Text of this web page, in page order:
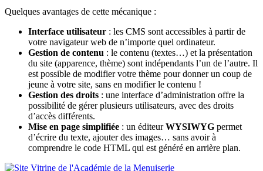
Quelques avantages de cette mécanique :
Interface utilisateur : les CMS sont accessibles à partir de
votre navigateur web de n’importe quel ordinateur.
Gestion de contenu : le contenu (textes…) et la présentation
du site (apparence, thème) sont indépendants l’un de l’autre. Il
est possible de modifier votre thème pour donner un coup de
jeune à votre site, sans en modifier le contenu !
Gestion des droits : une interface d’administration offre la
possibilité de gérer plusieurs utilisateurs, avec des droits
d’accès différents.
Mise en page simplifiée : un éditeurWYSIWYG permet
d’écrire du texte, ajouter des images… sans avoir à
comprendre le code HTML qui est généré en arrière plan.